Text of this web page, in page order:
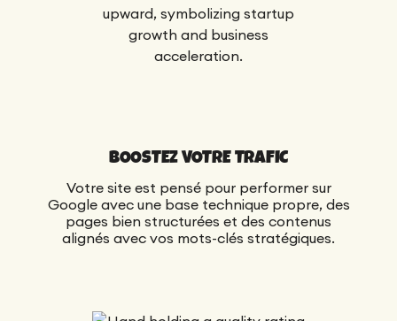
BOOSTEZ VOTRE TRAFIC
Votre site est pensé pour performer sur
Google avec une base technique propre, des
pages bien structurées et des contenus
alignés avec vos mots-clés stratégiques.